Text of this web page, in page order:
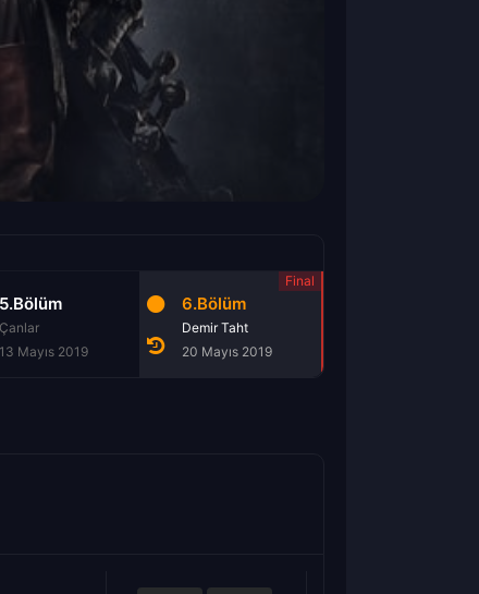
5.Bölüm
Çanlar
13 Mayıs 2019
6.Bölüm
Demir Taht
20 Mayıs 2019